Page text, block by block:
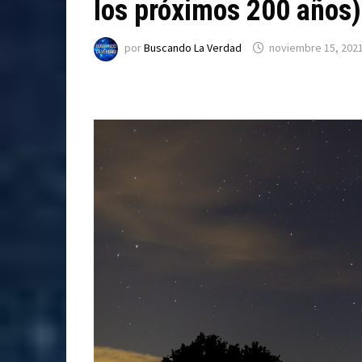
los próximos 200 años)
porBuscando La Verdad noviembre 15,